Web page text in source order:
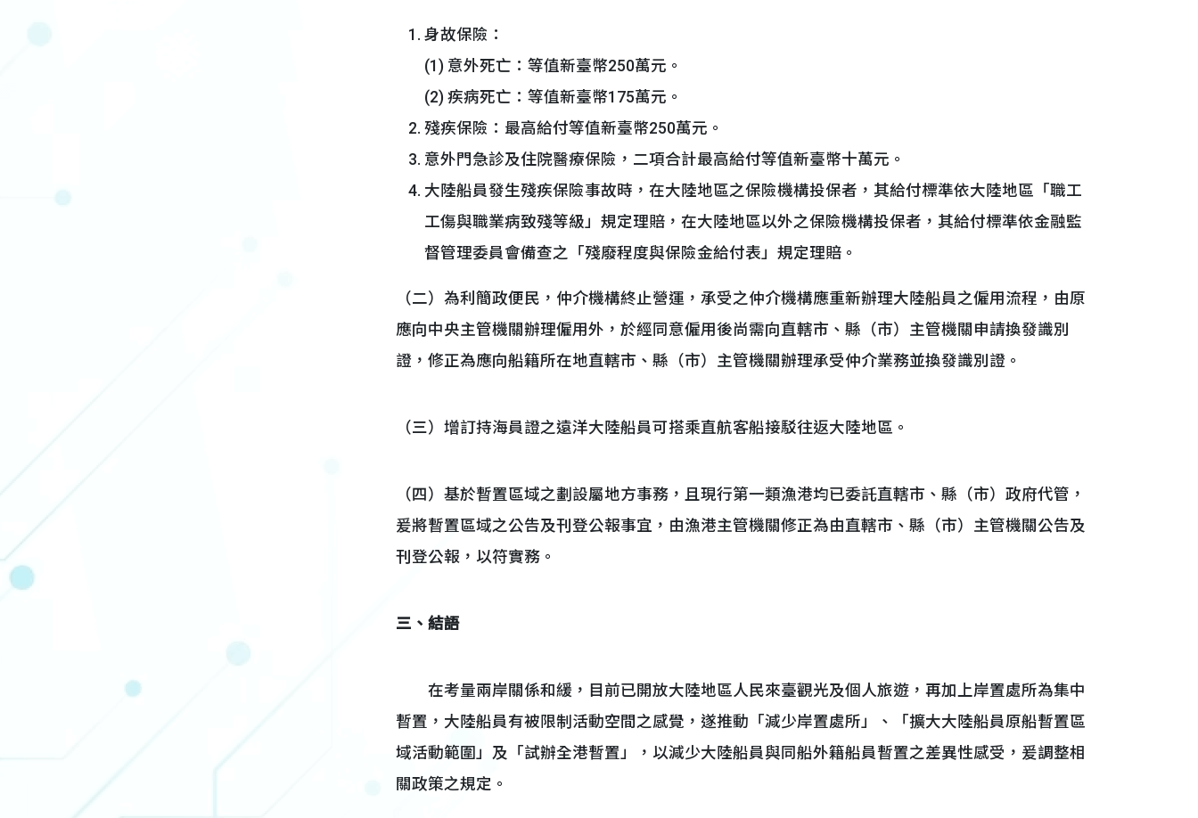
身故保險：
(1) 意外死亡：等值新臺幣250萬元。
(2) 疾病死亡：等值新臺幣175萬元。
殘疾保險：最高給付等值新臺幣250萬元。
意外門急診及住院醫療保險，二項合計最高給付等值新臺幣十萬元。
大陸船員發生殘疾保險事故時，在大陸地區之保險機構投保者，其給付標準依大陸地區「職工
工傷與職業病致殘等級」規定理賠，在大陸地區以外之保險機構投保者，其給付標準依金融監
督管理委員會備查之「殘廢程度與保險金給付表」規定理賠。
（二）為利簡政便民，仲介機構終止營運，承受之仲介機構應重新辦理大陸船員之僱用流程，由原
應向中央主管機關辦理僱用外，於經同意僱用後尚需向直轄市、縣（市）主管機關申請換發識別
證，修正為應向船籍所在地直轄市、縣（市）主管機關辦理承受仲介業務並換發識別證。
（三）增訂持海員證之遠洋大陸船員可搭乘直航客船接駁往返大陸地區。
（四）基於暫置區域之劃設屬地方事務，且現行第一類漁港均已委託直轄市、縣（市）政府代管，
爰將暫置區域之公告及刊登公報事宜，由漁港主管機關修正為由直轄市、縣（市）主管機關公告及
刊登公報，以符實務。
三、結語
在考量兩岸關係和緩，目前已開放大陸地區人民來臺觀光及個人旅遊，再加上岸置處所為集中
暫置，大陸船員有被限制活動空間之感覺，遂推動「減少岸置處所」、「擴大大陸船員原船暫置區
域活動範圍」及「試辦全港暫置」，以減少大陸船員與同船外籍船員暫置之差異性感受，爰調整相
關政策之規定。